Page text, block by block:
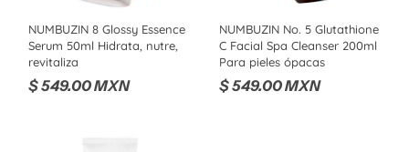
NUMBUZIN 8 Glossy Essence
Serum 50ml Hidrata, nutre,
revitaliza
$ 549.00 MXN
NUMBUZIN No. 5 Glutathione
C Facial Spa Cleanser 200ml
Para pieles ópacas
$ 549.00 MXN